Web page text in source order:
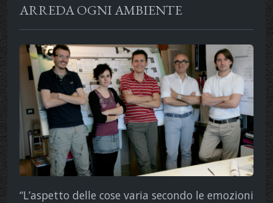
ARREDA OGNI AMBIENTE
“L’aspetto delle cose varia secondo le emozioni